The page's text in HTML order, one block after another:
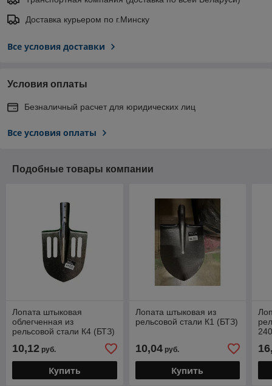
Доставка курьером по г.Минску
Все условия доставки
Условия оплаты
Безналичный расчет для юридических лиц
Все условия оплаты
Подобные товары компании
Лопата штыковая
облегченная из
рельсовой стали К4 (БТЗ)
10,12 руб.
Купить
Лопата штыковая из
рельсовой стали К1 (БТЗ)
10,04руб.
Купить